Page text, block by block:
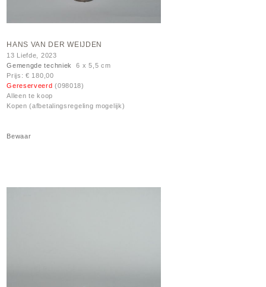
HANS VAN DER WEIJDEN
13 Liefde, 2023
Gemengde techniek
6 x 5,5 cm
Prijs: € 180,00
Gereserveerd(098018)
Alleen te koop
Kopen (afbetalingsregeling mogelijk)
Bewaar